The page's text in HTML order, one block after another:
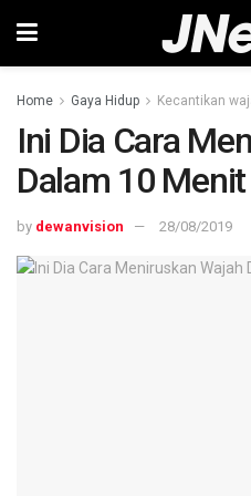
Home Gaya Hidup Kecantikan
Ini Dia Cara
Dalam 10 Menit
by dewanvision 28/08/2019